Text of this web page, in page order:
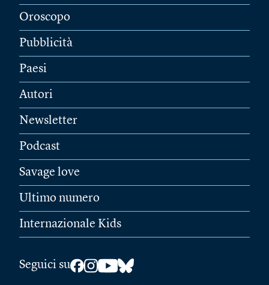
Oroscopo
Pubblicità
Paesi
Autori
Newsletter
Podcast
Savage love
Ultimo numero
Internazionale Kids
Seguici su